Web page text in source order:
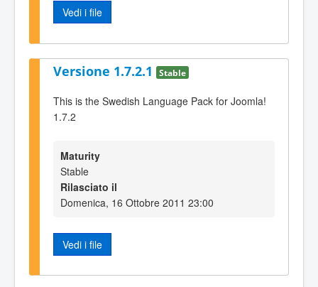
Vedi i file
Versione 1.7.2.1 Stable
This is the Swedish Language Pack for Joomla!
1.7.2
Maturity
Stable
Rilasciato il
Domenica, 16 Ottobre 2011 23:00
Vedi i file